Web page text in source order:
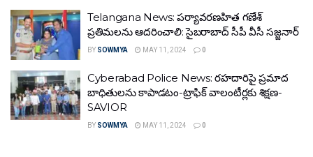
Telangana News: పర్యావరణహిత గణేశ్
ప్రతిమలను ఆదరించాలి: సైబరాబాద్ సీపీ వీసీ సజ్జనార్
BY SOWMYA MAY 11, 2024 0
Cyberabad Police News: రహదారిపై ప్రమాద
బాధితులను కాపాడటం-ట్రాఫిక్ వాలంటీర్లకు శిక్షణ-
SAVIOR
BY SOWMYA MAY 11, 2024 0